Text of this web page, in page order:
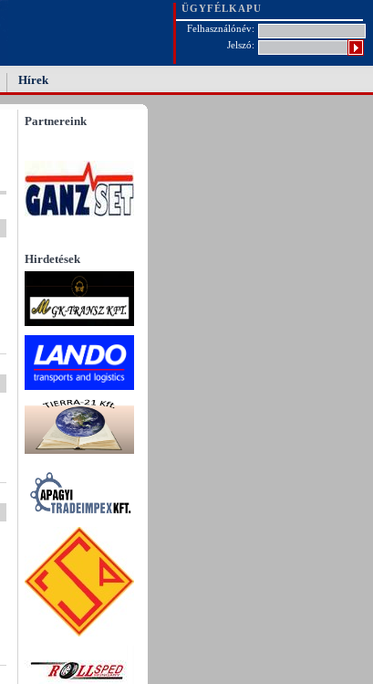
ÜGYFÉLKAPU
Felhasználónév:
Jelszó:
Hírek
Partnereink
Hirdetések